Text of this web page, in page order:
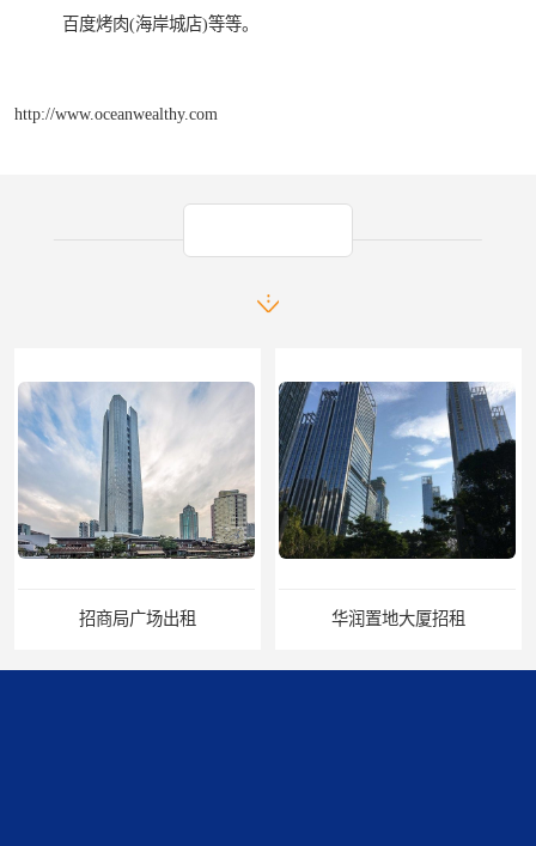
百度烤肉(海岸城店)等等。
http://www.oceanwealthy.com
招商局广场出租 华润置地大厦招租